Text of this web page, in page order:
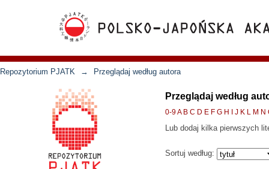
Repozytorium PJATK → Przeglądaj według autora
Przeglądaj według
0-9A B C D E F G H J K L M N
Lub dodaj kilka pierwszych
Sortuj według: